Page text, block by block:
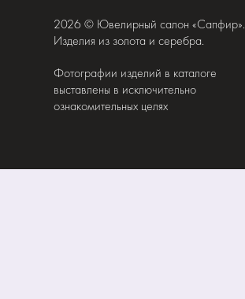
2026 © Ювелирный салон «Сапфир».
Изделия из золота и серебра.
Фотографии изделий в каталоге
выставлены в исключительно
ознакомительных целях